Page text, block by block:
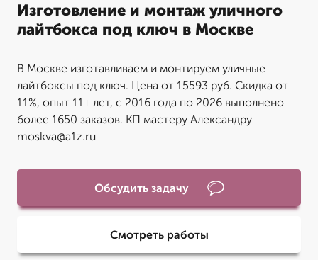
Изготовление и монтаж уличного
лайтбокса под ключ в Москве
В Москве изготавливаем и монтируем уличные
лайтбоксы под ключ. Цена от 15593 руб. Скидка от
11%, опыт 11+ лет, с 2016 года по 2026 выполнено
более 1650 заказов. КП мастеру Александру
moskva@a1z.ru
Обсудить задачу
Смотреть работы